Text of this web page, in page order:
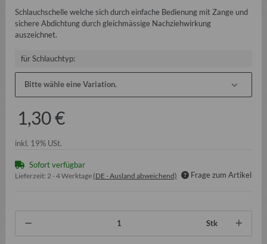
Schlauchschelle welche sich durch einfache Bedienung mit Zange und
sichere Abdichtung durch gleichmässige Nachziehwirkung
auszeichnet.
für Schlauchtyp:
Bitte wähle eine Variation.
1,30 €
inkl. 19% USt.
Sofort verfügbar
Lieferzeit: 2 - 4 Werktage (DE - Ausland abweichend) Frage zum Artikel
Stk